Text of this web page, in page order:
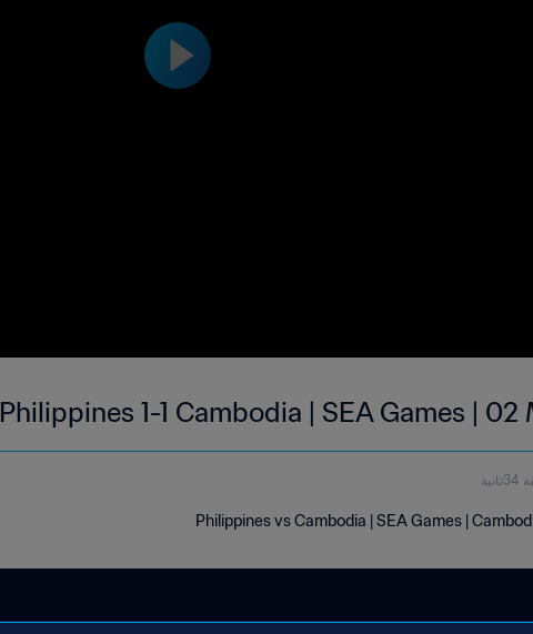
Philippines 1-1 Cambodia | SEA Games |
Philippines vs Cambodia | SEA Games |